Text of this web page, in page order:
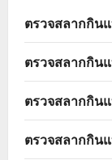
ตรวจสลากกิน
ตรวจสลากกิน
ตรวจสลากกิน
ตรวจสลากกิน